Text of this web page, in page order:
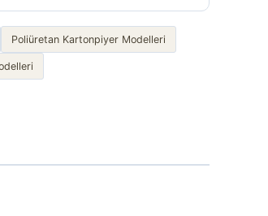
Poliüretan Kartonpiyer Modelleri